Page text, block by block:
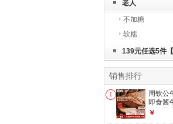
老人
不加糖
软糯
139元任选5件【
销售排行
1
周钦公
即食酱
下酒菜
￥